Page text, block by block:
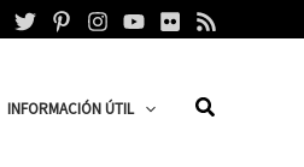
INFORMACIÓN ÚTIL